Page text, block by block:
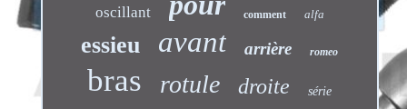
oscillant comment alfa
essieu avant arrière romeo
bras rotule droite série